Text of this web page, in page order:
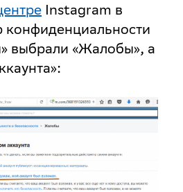
Instagram в
конфиденциальности
выбрали «Жалобы», а